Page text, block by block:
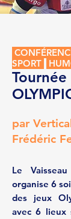
SPORT
Tournée
par
Frédéric
Le
organise 6
des jeux
avec 6 lieux